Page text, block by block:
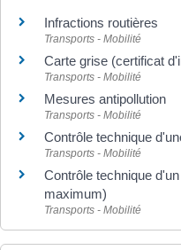
Infractions routières
Transports - Mobilité
Carte grise (certificat
Transports - Mobilité
Mesures antipollution
Transports - Mobilité
Contrôle technique
Transports - Mobilité
Contrôle technique
maximum)
Transports - Mobilité